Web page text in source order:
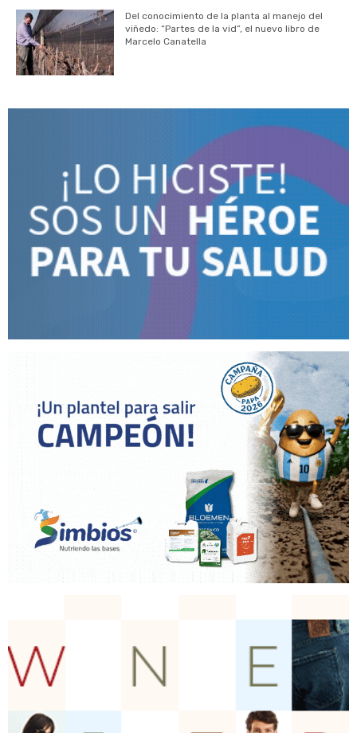
Del conocimiento de la planta al manejo del
viñedo: “Partes de la vid”, el nuevo libro de
Marcelo Canatella